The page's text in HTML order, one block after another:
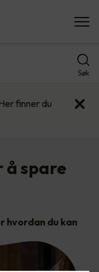
Søk
finner du
å spare
hvordan du kan